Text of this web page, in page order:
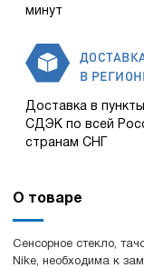
минут
В
Доставка в
СДЭК по всей
странам СНГ
О товаре
Сенсорное стекло,
Nike, необходима к